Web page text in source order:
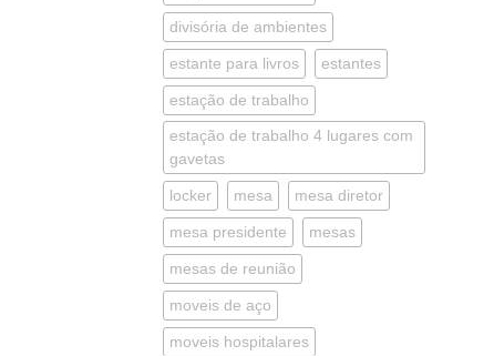
divisória de ambientes
estante para livros estantes
estação de trabalho
estação de trabalho 4 lugares com
gavetas
locker mesa mesa diretor
mesa presidente mesas
mesas de reunião
moveis de aço
moveis hospitalares